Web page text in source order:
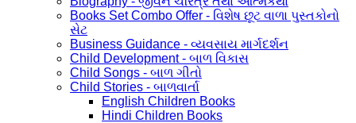
Books Set Combo Offer - વિશેષ છૂટ વાળા પુસ્તકોનો
સેટ
Business Guidance - વ્યવસાય માર્ગદર્શન
Child Development - બાળ વિકાસ
Child Songs - બાળ ગીતો
Child Stories - બાળવાર્તા
English Children Books
Hindi Children Books